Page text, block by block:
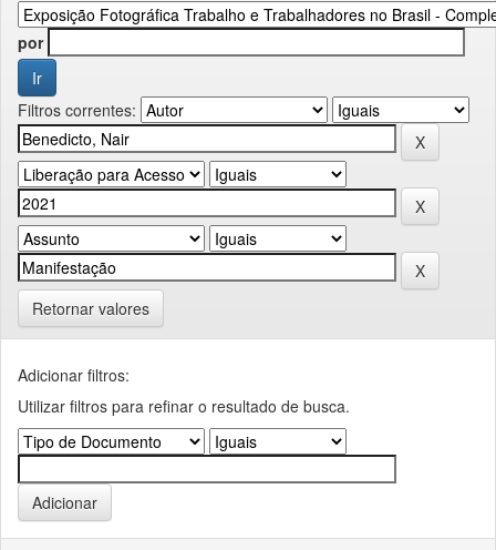
por
Filtros correntes:
Retornar valores
Adicionar filtros:
Utilizar filtros para refinar o resultado de busca.